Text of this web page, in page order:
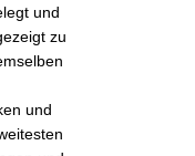
und
zu
und